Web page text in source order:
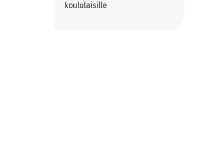
koululaisille